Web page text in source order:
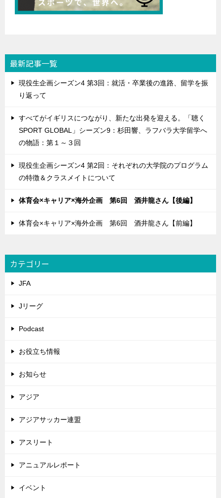
最新記事一覧
現役生企画シーズン4 第3回：就活・卒業後の進路、留学を振
り返って
すべてがイギリスにつながり、新たな出発を迎える。「聴く
SPORT GLOBAL」シーズン9：杉田響、ラフバラ大学留学へ
の物語：第１～３回
現役生企画シーズン4 第2回：それぞれの大学院のプログラム
の特徴＆クラスメイトについて
体育会×キャリア×海外企画 第6回 酒井龍さん【後編】
体育会×キャリア×海外企画 第6回 酒井龍さん【前編】
カテゴリー
JFA
Jリーグ
Podcast
お役立ち情報
お知らせ
アジア
アジアサッカー連盟
アスリート
アニュアルレポート
イベント